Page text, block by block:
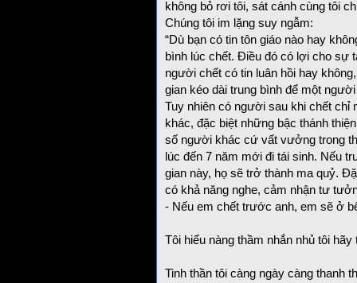
không bỏ rơi tôi, sát cánh cùng tôi
Chúng tôi im lặng suy ngẫm:
“Dù bạn có tin tôn giáo nào hay
bình lúc chết. Điều đó có lợi cho sự
người chết có tin luân hồi hay
gian kéo dài trung bình để một
Tuy nhiên có người sau khi chết chỉ
khác, đặc biệt những bậc thánh
số người khác cứ vất vưởng trong
lúc đến 7 năm mới đi tái sinh. Nếu
gian này, họ sẽ trở thành ma quỷ.
có khả năng nghe, cảm nhận tư
- Nếu em chết trước anh, em sẽ ở
Tôi hiểu nàng thầm nhắn nhủ tôi
Tinh thần tôi càng ngày càng thanh